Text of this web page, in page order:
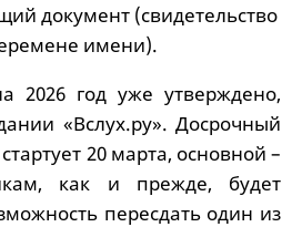
документ (свидетельство
имени).
2026 год уже утверждено,
«Вслух.ру». Досрочный
20 марта, основной –
как и прежде, будет
пересдать один из